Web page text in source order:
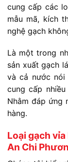
cung cấp các
mẫu mã, kích
nghệ gạch
Là một trong
sản xuất gạch
và cả nước nói
cung cấp
Nhằm đáp ứng
hàng.
Loại gạch
An Chi